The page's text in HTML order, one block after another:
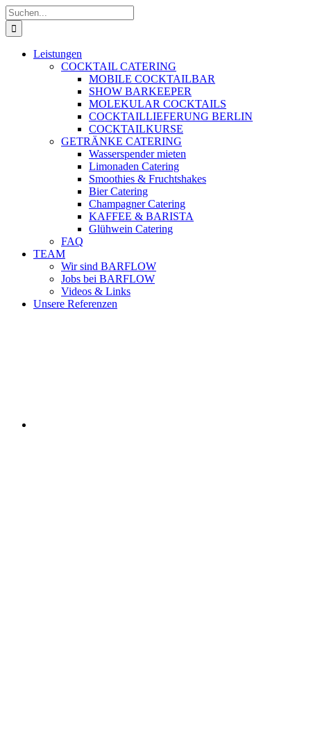
Zum
Inhalt
springen
Suche
nach:
Leistungen
COCKTAIL CATERING
MOBILE COCKTAILBAR
SHOW BARKEEPER
MOLEKULAR COCKTAILS
COCKTAILLIEFERUNG BERLIN
COCKTAILKURSE
GETRÄNKE CATERING
Wasserspender mieten
Limonaden Catering
Smoothies & Fruchtshakes
Bier Catering
Champagner Catering
KAFFEE & BARISTA
Glühwein Catering
FAQ
TEAM
Wir sind BARFLOW
Jobs bei BARFLOW
Videos & Links
Unsere Referenzen